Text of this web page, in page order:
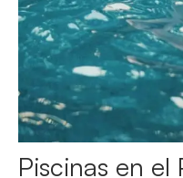
Piscinas en el